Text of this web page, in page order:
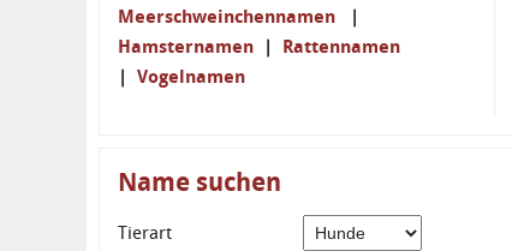
Meerschweinchennamen |
Hamsternamen | Rattennamen
| Vogelnamen
Name suchen
Tierart